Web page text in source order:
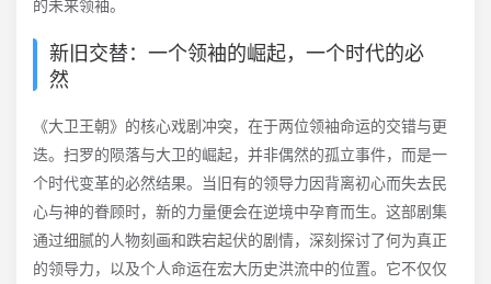
的未来领袖。
新旧交替：一个领袖的崛起，一个时代的必
然
《大卫王朝》的核心戏剧冲突，在于两位领袖命运的交错与更
迭。扫罗的陨落与大卫的崛起，并非偶然的孤立事件，而是一
个时代变革的必然结果。当旧有的领导力因背离初心而失去民
心与神的眷顾时，新的力量便会在逆境中孕育而生。这部剧集
通过细腻的人物刻画和跌宕起伏的剧情，深刻探讨了何为真正
的领导力，以及个人命运在宏大历史洪流中的位置。它不仅仅